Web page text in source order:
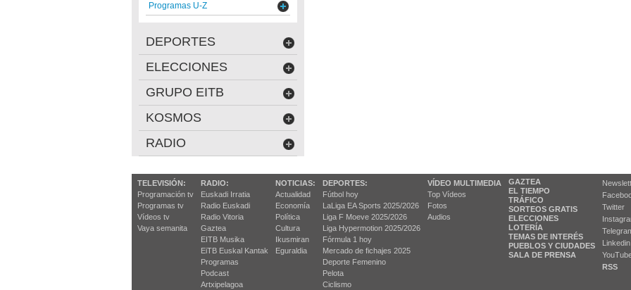
Programas U-Z
DEPORTES
ELECCIONES
GRUPO EITB
KOSMOS
RADIO
TELEVISIÓN:
Programación tv
Programas tv
Vídeos tv
Vaya semanita
RADIO:
Euskadi Irratia
Radio Euskadi
Radio Vitoria
Gaztea
EITB Musika
EiTB Euskal Kantak
Programas
Podcast
Artxipelagoa
NOTICIAS:
Actualidad
Economía
Política
Cultura
Ikusmiran
Eguraldia
DEPORTES:
Fútbol hoy
LaLiga EA Sports 2025/2026
Liga F Moeve 2025/2026
Liga Hypermotion 2025/2026
Fórmula 1 hoy
Mercado de fichajes 2025
Deporte Femenino
Pelota
Ciclismo
VÍDEO MULTIMEDIA
Top Vídeos
Fotos
Audios
GAZTEA
EL TIEMPO
TRÁFICO
SORTEOS GRATIS
ELECCIONES
LOTERÍA
TEMAS DE INTERÉS
PUEBLOS Y CIUDADES
SALA DE PRENSA
Twitter
Linkedin
RSS